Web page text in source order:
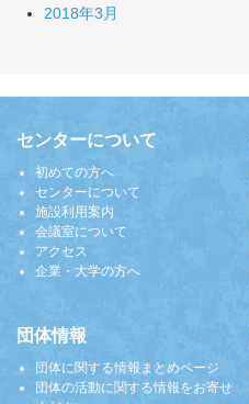
2018年3月
センターについて
初めての方へ
センターについて
施設利用案内
会議室について
アクセス
企業・大学の方へ
団体情報
団体に関する情報まとめページ
団体の活動に関する情報をお寄せ